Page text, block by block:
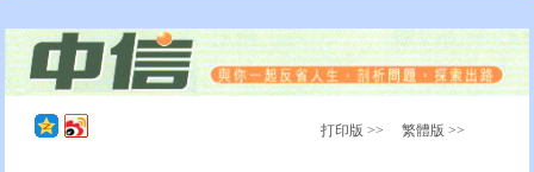
打印版 >> 繁體版 >>